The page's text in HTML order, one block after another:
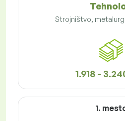
Strojništvo,
1.918 -
1.